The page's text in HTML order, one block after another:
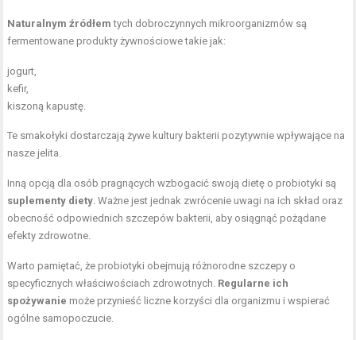
Naturalnym źródłem tych dobroczynnych mikroorganizmów są
fermentowane produkty żywnościowe takie jak:
jogurt,
kefir,
kiszoną kapustę
Te smakołyki dostarczają żywe kultury bakterii pozytywnie wpływające na
nasze jelita.
Inną opcją dla osób pragnących wzbogacić swoją dietę o probiotyki są
suplementy diety . Ważne jest jednak zwrócenie uwagi na ich skład oraz
obecność odpowiednich szczepów bakterii, aby osiągnąć pożądane
efekty zdrowotne.
Warto pamiętać, że probiotyki obejmują różnorodne szczepy o
specyficznych właściwościach zdrowotnych. Regularne ich
spożywanie może przynieść liczne korzyści dla organizmu i wspierać
ogólne samopoczucie.